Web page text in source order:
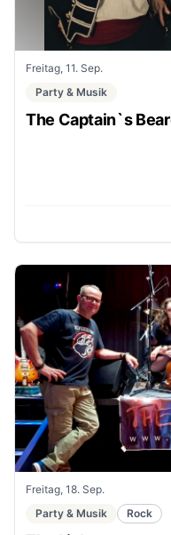
Freitag, 11. Sep.
Party & Musik
The Captain`s
Freitag, 18. Sep.
Party & Musik
Rock